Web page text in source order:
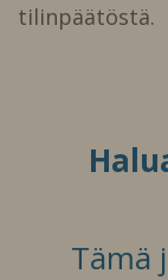
tilinpäätöstä.
Tämä